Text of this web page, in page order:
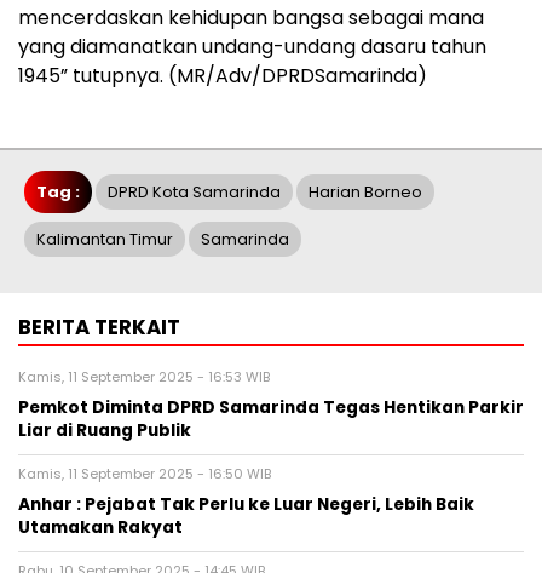
mencerdaskan kehidupan bangsa sebagai mana
yang diamanatkan undang-undang dasaru tahun
1945” tutupnya. (MR/Adv/DPRDSamarinda)
Tag : DPRD Kota Samarinda Harian Borneo
Kalimantan Timur Samarinda
BERITA TERKAIT
Kamis, 11 September 2025 - 16:53 WIB
Pemkot Diminta DPRD Samarinda Tegas Hentikan Parkir
Liar di Ruang Publik
Kamis, 11 September 2025 - 16:50 WIB
Anhar : Pejabat Tak Perlu ke Luar Negeri, Lebih Baik
Utamakan Rakyat